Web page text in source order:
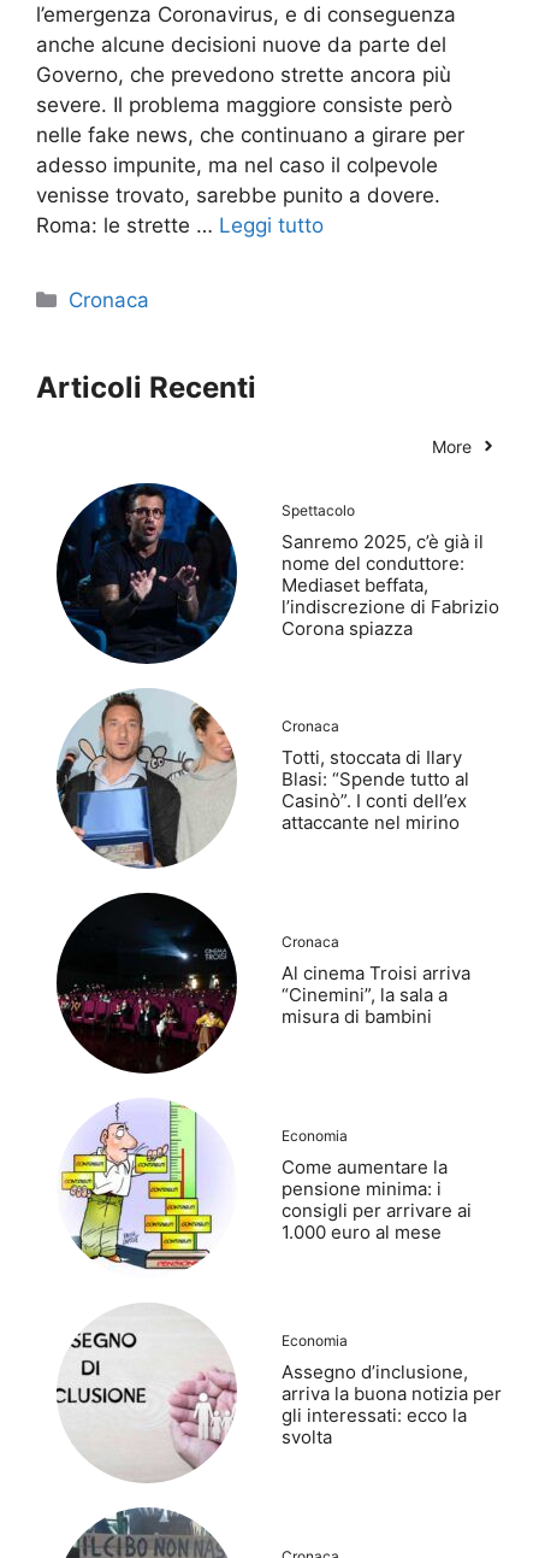
l’emergenza Coronavirus, e di conseguenza
anche alcune decisioni nuove da parte del
Governo, che prevedono strette ancora più
severe. Il problema maggiore consiste però
nelle fake news, che continuano a girare per
adesso impunite, ma nel caso il colpevole
venisse trovato, sarebbe punito a dovere.
Roma: le strette … Leggi tutto
Categorie
Cronaca
Articoli Recenti
More
Spettacolo
Sanremo 2025, c’è già il
nome del conduttore:
Mediaset beffata,
l’indiscrezione di Fabrizio
Corona spiazza
Cronaca
Totti, stoccata di Ilary
Blasi: “Spende tutto al
Casinò”. I conti dell’ex
attaccante nel mirino
Cronaca
Al cinema Troisi arriva
“Cinemini”, la sala a
misura di bambini
Economia
Come aumentare la
pensione minima: i
consigli per arrivare ai
1.000 euro al mese
Economia
Assegno d’inclusione,
arriva la buona notizia per
gli interessati: ecco la
svolta